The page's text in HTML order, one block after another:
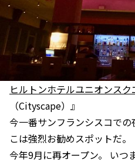
ヒルトンホテルユニオンスク
（Cityscape）』
今一番サンフランシスコで
こは強烈お勧めスポットだ。
今年9月に再オープン。 いつ